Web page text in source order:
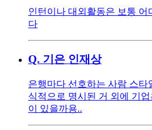
인턴이나 대외활동은 보통 어
다
Q. 기은 인재상
은행마다 선호하는 사람 스타
식적으로 명시된 거 외에 기
이 있을까용..